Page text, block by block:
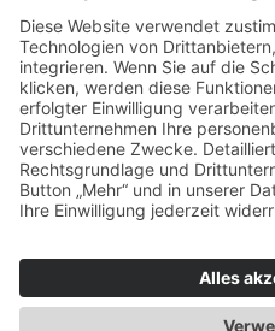
Don Bosco
53113
Spendenkonto